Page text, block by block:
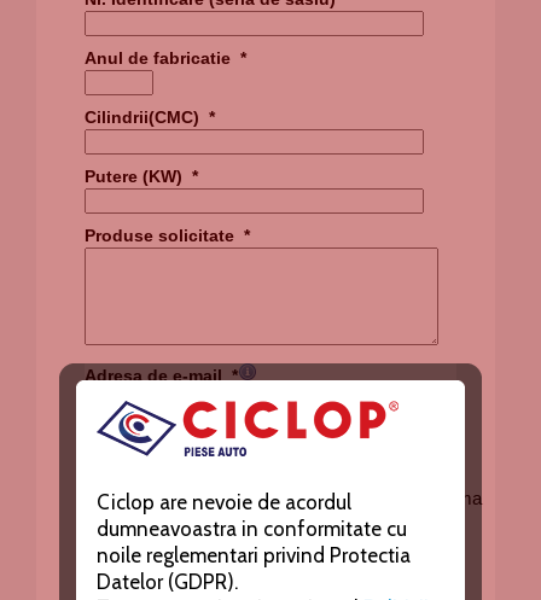
Ciclop are nevoie de acordul
dumneavoastra in conformitate cu
noile reglementari privind Protectia
Datelor (GDPR).